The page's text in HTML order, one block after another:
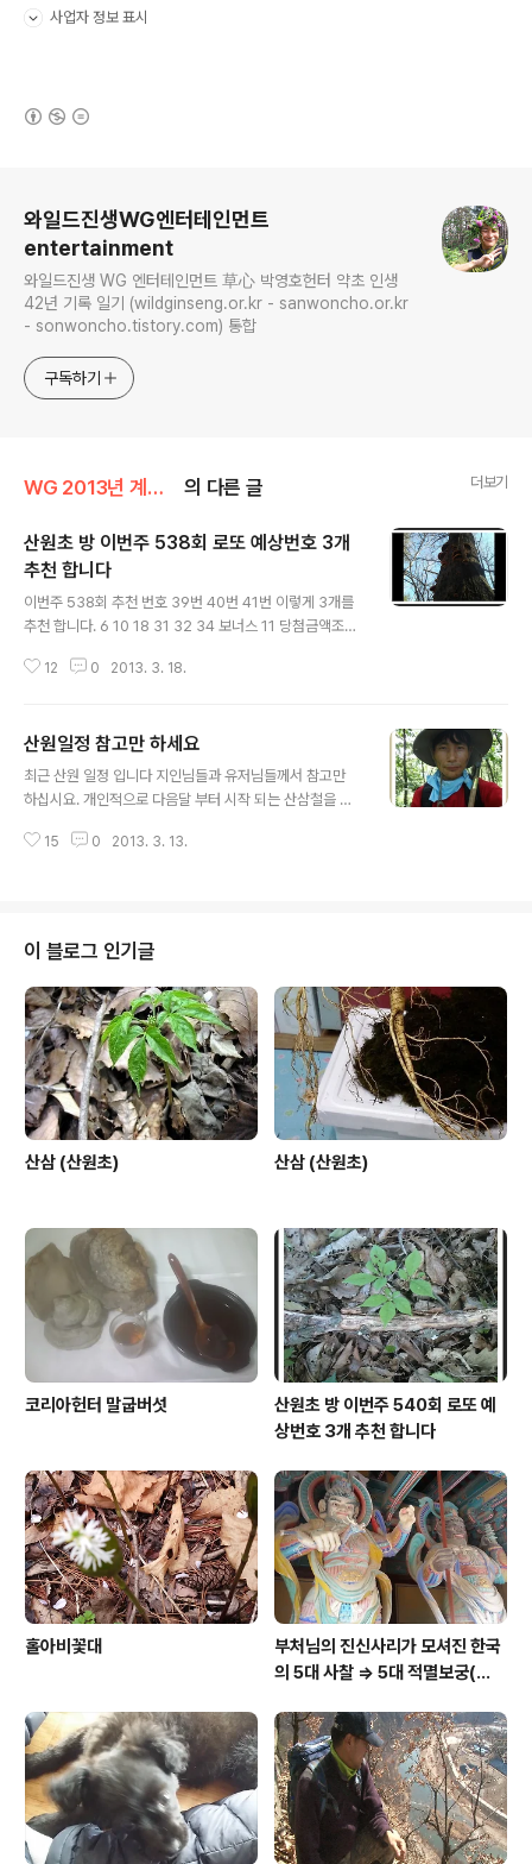
사업자 정보 표시
와일드진생WG엔터테인먼트
entertainment
와일드진생 WG 엔터테인먼트 草心 박영호헌터 약초 인생
42년 기록 일기 (wildginseng.or.kr - sanwoncho.or.kr
- sonwoncho.tistory.com) 통합
구독하기
WG 2013년 계사년 기록 의 다른 글 더보기
산원초 방 이번주 538회 로또 예상번호 3개
추천 합니다
이번주 538회 추천 번호 39번 40번 41번 이렇게 3개를
추천 합니다. 6 10 18 31 32 34 보너스 11 당첨금액조회
되세요. 2013년 3월 18일 산원적음
12 0 2013. 3. 18.
산원일정 참고만 하세요
최근 산원 일정 입니다 지인님들과 유저님들께서 참고만
하십시요. 개인적으로 다음달 부터 시작 되는 산삼철을 준
해야 할듯 합니다,ㅠㅠㅠ ,^^ 2013년 3월 13일 수요일 경
요일 인천 지인님 선약 2013년 3월 18일 월요일 충남 서
산 지인님 선약 2013년 3월 19일 화요일 충남 서산 지인
님 선약 2013년 3월 20일 수요일 미정
15 0 2013. 3. 13.
이 블로그 인기글
산삼 (산원초) 산삼 (산원초)
코리아헌터 말굽버섯
산원초 방 이번주 540회 로또 예
상번호 3개 추천 합니다
홀아비꽃대
부처님의 진신사리가 모셔진 한국
의 5대 사찰 => 5대 적멸보궁(寂